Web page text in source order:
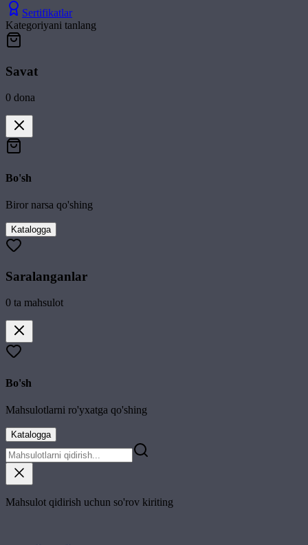
Sertifikatlar
Kategoriyani tanlang
Savat
0 dona
Bo'sh
Biror narsa qo'shing
Katalogga
Saralanganlar
0 ta mahsulot
Bo'sh
Mahsulotlarni ro'yxatga qo'shing
Katalogga
Mahsulot qidirish uchun so'rov kiriting